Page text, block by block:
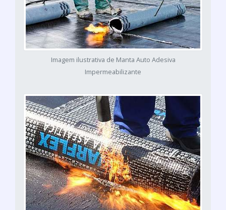
Imagem ilustrativa de Manta Auto Adesiva
Impermeabilizante